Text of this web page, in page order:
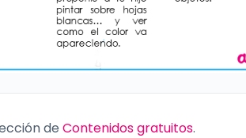
de Contenidos gratuitos.